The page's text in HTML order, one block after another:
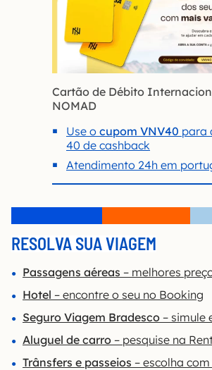
Cartão de Débito
NOMAD
Use o cupom VNV40 para
40 de cashback
Atendimento 24h em
RESOLVA SUA VIAGEM
Passagens aéreas – melhores
Hotel – encontre o seu no Booking
Seguro Viagem Bradesco – simule
Aluguel de carro – pesquise na
Trânsfers e passeios – escolha